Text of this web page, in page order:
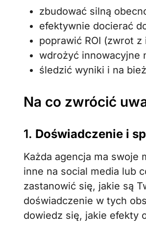
zbudować silną
efektywnie docierać
poprawić ROI (zwrot
wdrożyć innowacyjne
śledzić wyniki i na
Na co zwrócić
1. Doświadczenie i
Każda agencja ma swoje
inne na social media lub
zastanowić się, jakie są
doświadczenie w tych
dowiedz się, jakie efekty